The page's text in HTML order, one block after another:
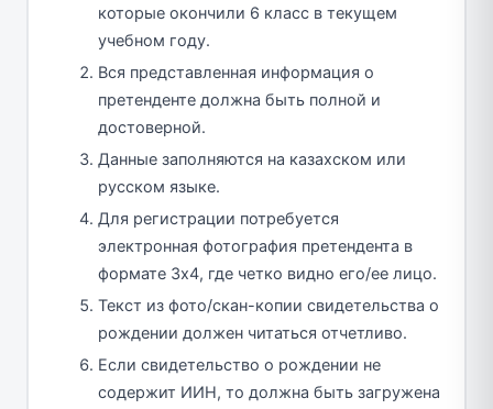
которые окончили 6 класс в текущем
учебном году.
Вся представленная информация о
претенденте должна быть полной и
достоверной.
Данные заполняются на казахском или
русском языке.
Для регистрации потребуется
электронная фотография претендента в
формате 3х4, где четко видно его/ее лицо.
Текст из фото/скан-копии свидетельства о
рождении должен читаться отчетливо.
Если свидетельство о рождении не
содержит ИИН, то должна быть загружена